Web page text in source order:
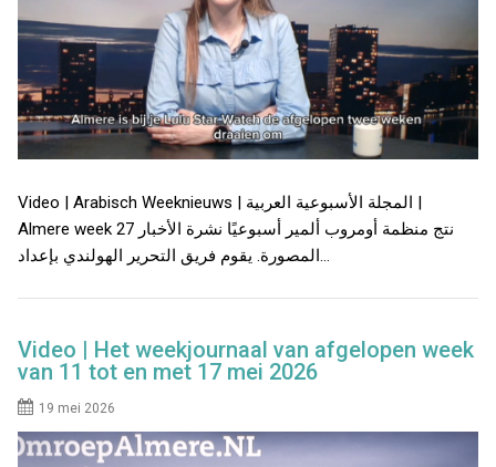
Video | Arabisch Weeknieuws | المجلة الأسبوعية العربية |
Almere week 27 نتج منظمة أومروب ألمير أسبوعيًا نشرة الأخبار
المصورة. يقوم فريق التحرير الهولندي بإعداد…
Video | Het weekjournaal van afgelopen week
van 11 tot en met 17 mei 2026
19 mei 2026